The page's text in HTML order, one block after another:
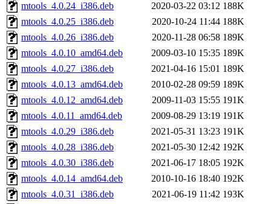
mtools_4.0.24_i386.deb
2020-03-22 03:12 188K
mtools_4.0.25_i386.deb
2020-10-24 11:44 188K
mtools_4.0.26_i386.deb
2020-11-28 06:58 189K
mtools_4.0.10_amd64.deb
2009-03-10 15:35 189K
mtools_4.0.27_i386.deb
2021-04-16 15:01 189K
mtools_4.0.13_amd64.deb
2010-02-28 09:59 189K
mtools_4.0.12_amd64.deb
2009-11-03 15:55 191K
mtools_4.0.11_amd64.deb
2009-08-29 13:19 191K
mtools_4.0.29_i386.deb
2021-05-31 13:23 191K
mtools_4.0.28_i386.deb
2021-05-30 12:42 192K
mtools_4.0.30_i386.deb
2021-06-17 18:05 192K
mtools_4.0.14_amd64.deb
2010-10-16 18:40 192K
mtools_4.0.31_i386.deb
2021-06-19 11:42 193K